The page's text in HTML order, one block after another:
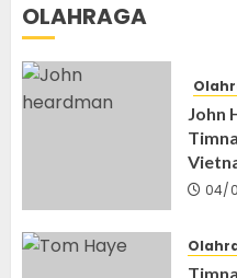
OLAHRAGA
John
04/